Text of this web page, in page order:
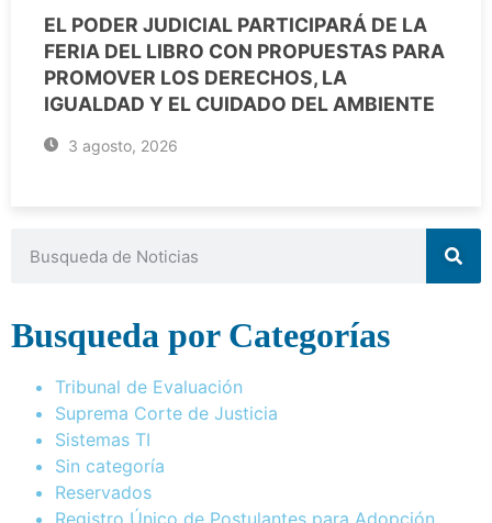
EL PODER JUDICIAL PARTICIPARÁ DE LA
FERIA DEL LIBRO CON PROPUESTAS PARA
PROMOVER LOS DERECHOS, LA
IGUALDAD Y EL CUIDADO DEL AMBIENTE
3 agosto, 2026
Busqueda por Categorías
Tribunal de Evaluación
Suprema Corte de Justicia
Sistemas TI
Sin categoría
Reservados